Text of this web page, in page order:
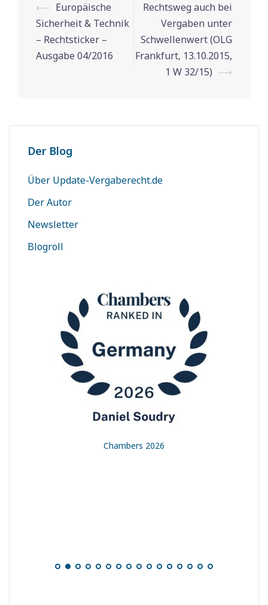
Beitrags-
Navigation
⟵ Europäische
Sicherheit & Technik
– Rechtsticker –
Ausgabe 04/2016
Rechtsweg auch bei
Vergaben unter
Schwellenwert (OLG
Frankfurt, 13.10.2015,
1 W 32/15) ⟶
Der Blog
Über Update-Vergaberecht.de
Der Autor
Newsletter
Blogroll
Chambers 2026